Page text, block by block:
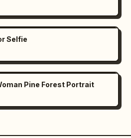
Selfie
Pine Forest Portrait